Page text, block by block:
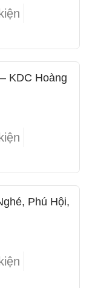
KDC Hoàng
Phú Hội,